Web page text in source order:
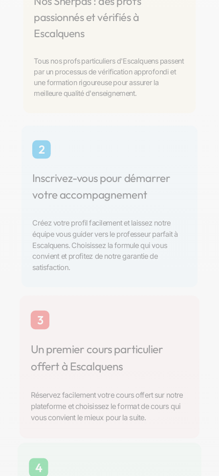
passionnés et vérifiés à
Escalquens
Tous nos profs particuliers d'Escalquens passent
par un processus de vérification approfondi et
une formation rigoureuse pour assurer la
meilleure qualité d'enseignement.
2
Inscrivez-vous pour démarrer
votre accompagnement
Créez votre profil facilement et laissez notre
équipe vous guider vers le professeur parfait à
Escalquens. Choisissez la formule qui vous
convient et profitez de notre garantie de
satisfaction.
3
Un premier cours particulier
offert à Escalquens
Réservez facilement votre cours offert sur notre
plateforme et choisissez le format de cours qui
vous convient le mieux pour la suite.
4